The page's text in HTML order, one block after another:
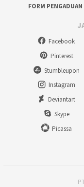
FORM PENGADUAN
Facebook
Pinterest
Stumbleupon
Instagram
Deviantart
Skype
Picassa